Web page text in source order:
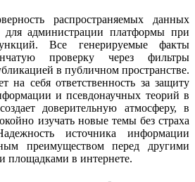
распространяемых данных
для администрации платформы при
Все генерируемые факты
проверку через фильтры
в публичном пространстве.
на себя ответственность за защиту
и псевдонаучных теорий в
доверительную атмосферу, в
изучать новые темы без страха
источника информации
преимуществом перед другими
площадками в интернете.